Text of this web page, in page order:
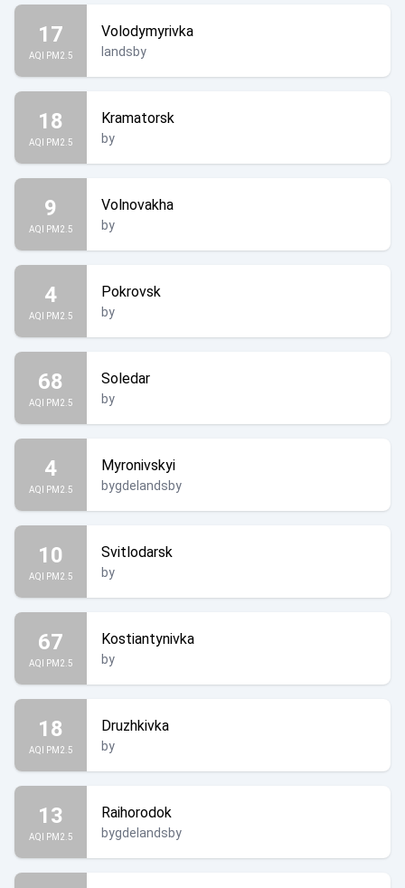
17
AQI PM2.5
Volodymyrivka
landsby
18
AQI PM2.5
Kramatorsk
by
9
AQI PM2.5
Volnovakha
by
4
AQI PM2.5
Pokrovsk
by
68
AQI PM2.5
Soledar
by
4
AQI PM2.5
Myronivskyi
bygdelandsby
10
AQI PM2.5
Svitlodarsk
by
67
AQI PM2.5
Kostiantynivka
by
18
AQI PM2.5
Druzhkivka
by
13
AQI PM2.5
Raihorodok
bygdelandsby